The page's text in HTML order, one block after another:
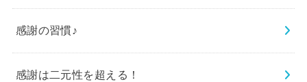
感謝の習慣♪
感謝は二元性を超える！